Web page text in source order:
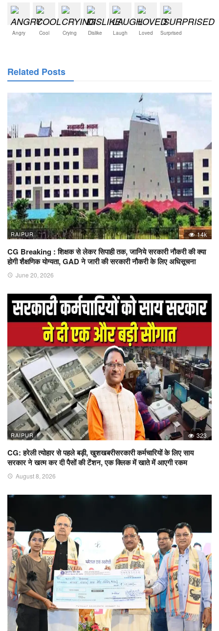
Angry Cool Crying Dislike Laugh Loved Surprised
Related Posts
RAIPUR 14k
CG Breaking : शिक्षक से लेकर सिपाही तक, जानिये सरकारी नौकरी की क्या
होगी शैक्षणिक योग्यता, GAD ने जारी की सरकारी नौकरी के लिए अधिसूचना
June 20, 2026
RAIPUR 323
CG: हरेली त्योहार से पहले बड़ी, खुशखबरीसरकारी कर्मचारियों के लिए साय
सरकार ने खत्म कर दी पैसों की टेंशन, एक क्लिक में खाते में आएगी रकम
August 8, 2026